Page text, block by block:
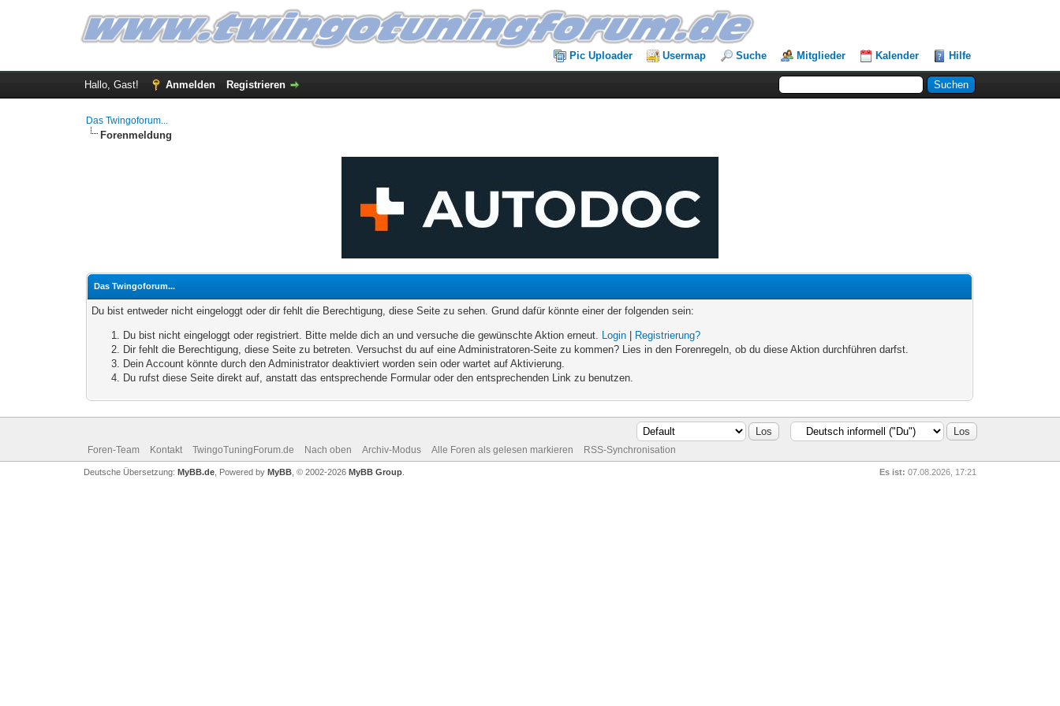
Pic Uploader Usermap Suche Mitglieder Kalender Hilfe
Hallo, Gast! Anmelden Registrieren
Das Twingoforum...
Forenmeldung
Das Twingoforum...
Du bist entweder nicht eingeloggt oder dir fehlt die Berechtigung, diese Seite zu sehen. Grund dafür könnte einer der folgenden sein:
Du bist nicht eingeloggt oder registriert. Bitte melde dich an und versuche die gewünschte Aktion erneut. Login
Registrierung?
Dir fehlt die Berechtigung, diese Seite zu betreten. Versuchst du auf eine Administratoren-Seite zu kommen? Lies in den Forenregeln, ob du diese Aktion durchführen darfst.
Dein Account könnte durch den Administrator deaktiviert worden sein oder wartet auf Aktivierung.
Du rufst diese Seite direkt auf, anstatt das entsprechende Formular oder den entsprechenden Link zu benutzen.
Foren-Team Kontakt TwingoTuningForum.de Nach oben Archiv-Modus Alle Foren als gelesen markieren RSS-Synchronisation
Es ist: 07.08.2026, 17:21
Deutsche Übersetzung: MyBB.de, Powered by MyBB, © 2002-2026 MyBB Group.